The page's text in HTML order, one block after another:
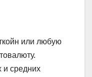
или любую
и средних